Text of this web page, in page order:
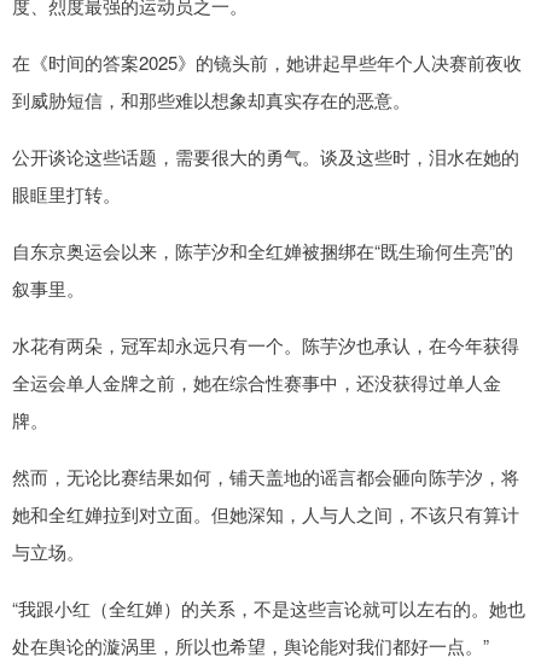
度、烈度最强的运动员之一。
在《时间的答案2025》的镜头前，她讲起早些年个人决赛前夜收
到威胁短信，和那些难以想象却真实存在的恶意。
公开谈论这些话题，需要很大的勇气。谈及这些时，泪水在她的
眼眶里打转。
自东京奥运会以来，陈芋汐和全红婵被捆绑在“既生瑜何生亮”的
叙事里。
水花有两朵，冠军却永远只有一个。陈芋汐也承认，在今年获得
全运会单人金牌之前，她在综合性赛事中，还没获得过单人金
牌。
然而，无论比赛结果如何，铺天盖地的谣言都会砸向陈芋汐，将
她和全红婵拉到对立面。但她深知，人与人之间，不该只有算计
与立场。
“我跟小红（全红婵）的关系，不是这些言论就可以左右的。她也
处在舆论的漩涡里，所以也希望，舆论能对我们都好一点。”